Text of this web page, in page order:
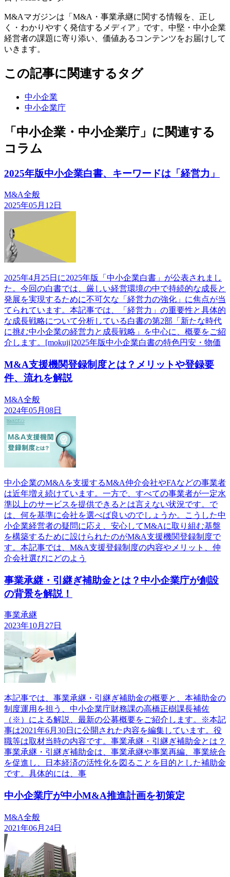
M&Aマガジンは「M&A・事業承継に関する情報を、正し
く・わかりやすく発信するメディア」です。中堅・中小企業
経営者の課題に寄り添い、価値あるコンテンツをお届けして
いきます。
この記事に関連するタグ
中小企業
中小企業庁
「中小企業・中小企業庁」に関連する
コラム
2025年版中小企業白書、キーワードは「経営力」
M&A全般
2025年05月12日
2025年4月25日に2025年版「中小企業白書」が公表されまし
た。今回の白書では、厳しい経営環境の中で持続的な成長と
発展を実現するために不可欠な「経営力の強化」に焦点が当
てられています。本記事では、「経営力」の重要性と具体的
な成長戦略について分析している白書の第2部「新たな時代
に挑む中小企業の経営力と成長戦略」を中心に、概要をご紹
介します。[mokuji]2025年版中小企業白書の特色円安・物価
M&A支援機関登録制度とは？メリットや登録要
件、流れを解説
M&A全般
2024年05月08日
中小企業のM&Aを支援するM&A仲介会社やFAなどの事業者
は近年増え続けています。一方で、すべての事業者が一定水
準以上のサービスを提供できるとは言えない状況です。で
は、何を基準に会社を選べば良いのでしょうか。こうした中
小企業経営者の疑問に応え、安心してM&Aに取り組む基盤
を構築するために設けられたのがM&A支援機関登録制度で
す。本記事では、M&A支援登録制度の内容やメリット、仲
介会社選びにどのよう
事業承継・引継ぎ補助金とは？中小企業庁が創設
の背景を解説！
事業承継
2023年10月27日
本記事では、事業承継・引継ぎ補助金の概要と、本補助金の
制度運用を担う、中小企業庁財務課の高橋正樹課長補佐
（※）による解説、最新の公募概要をご紹介します。※本記
事は2021年6月30日に公開された内容を編集しています。役
職等は取材当時の内容です。事業承継・引継ぎ補助金とは？
事業承継・引継ぎ補助金は、事業承継や事業再編、事業統合
を促進し、日本経済の活性化を図ることを目的とした補助金
です。具体的には、事
中小企業庁が中小M&A推進計画を初策定
M&A全般
2021年06月24日